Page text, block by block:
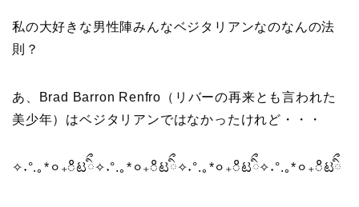
私の大好きな男性陣みんなベジタリアンなのなんの法
則？
あ、Brad Barron Renfro（リバーの再来とも言われた
美少年）はベジタリアンではなかったけれど・・・
✧˖°.｡*⚪︎₊ိಟིྀ✧˖°.｡*⚪︎₊ိಟིྀ✧˖°.｡*⚪︎₊ိಟིྀ✧˖°.｡*⚪︎₊ိಟིྀ